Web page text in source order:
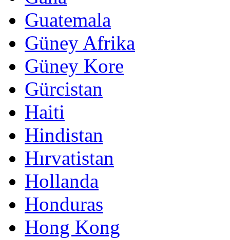
Guatemala
Güney Afrika
Güney Kore
Gürcistan
Haiti
Hindistan
Hırvatistan
Hollanda
Honduras
Hong Kong